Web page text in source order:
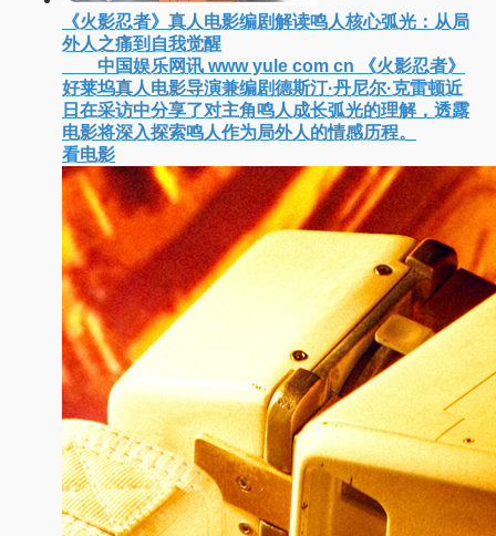
《火影忍者》真人电影编剧解读鸣人核心弧光：从局
外人之痛到自我觉醒
中国娱乐网讯 www yule com cn 《火影忍者》
好莱坞真人电影导演兼编剧德斯汀·丹尼尔·克雷顿近
日在采访中分享了对主角鸣人成长弧光的理解，透露
电影将深入探索鸣人作为局外人的情感历程。
看电影